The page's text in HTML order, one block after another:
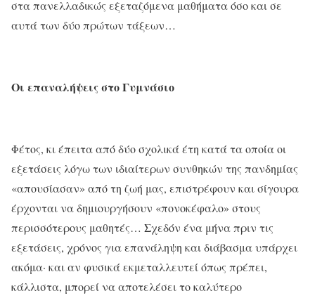
στα πανελλαδικώς εξεταζόμενα μαθήματα όσο και σε
αυτά των δύο πρώτων τάξεων…
Οι επαναλήψεις στο Γυμνάσιο
Φέτος, κι έπειτα από δύο σχολικά έτη κατά τα οποία οι
εξετάσεις λόγω των ιδιαίτερων συνθηκών της πανδημίας
«απουσίασαν» από τη ζωή μας, επιστρέφουν και σίγουρα
έρχονται να δημιουργήσουν «πονοκέφαλο» στους
περισσότερους μαθητές… Σχεδόν ένα μήνα πριν τις
εξετάσεις, χρόνος για επανάληψη και διάβασμα υπάρχει
ακόμα· και αν φυσικά εκμεταλλευτεί όπως πρέπει,
κάλλιστα, μπορεί να αποτελέσει το καλύτερο